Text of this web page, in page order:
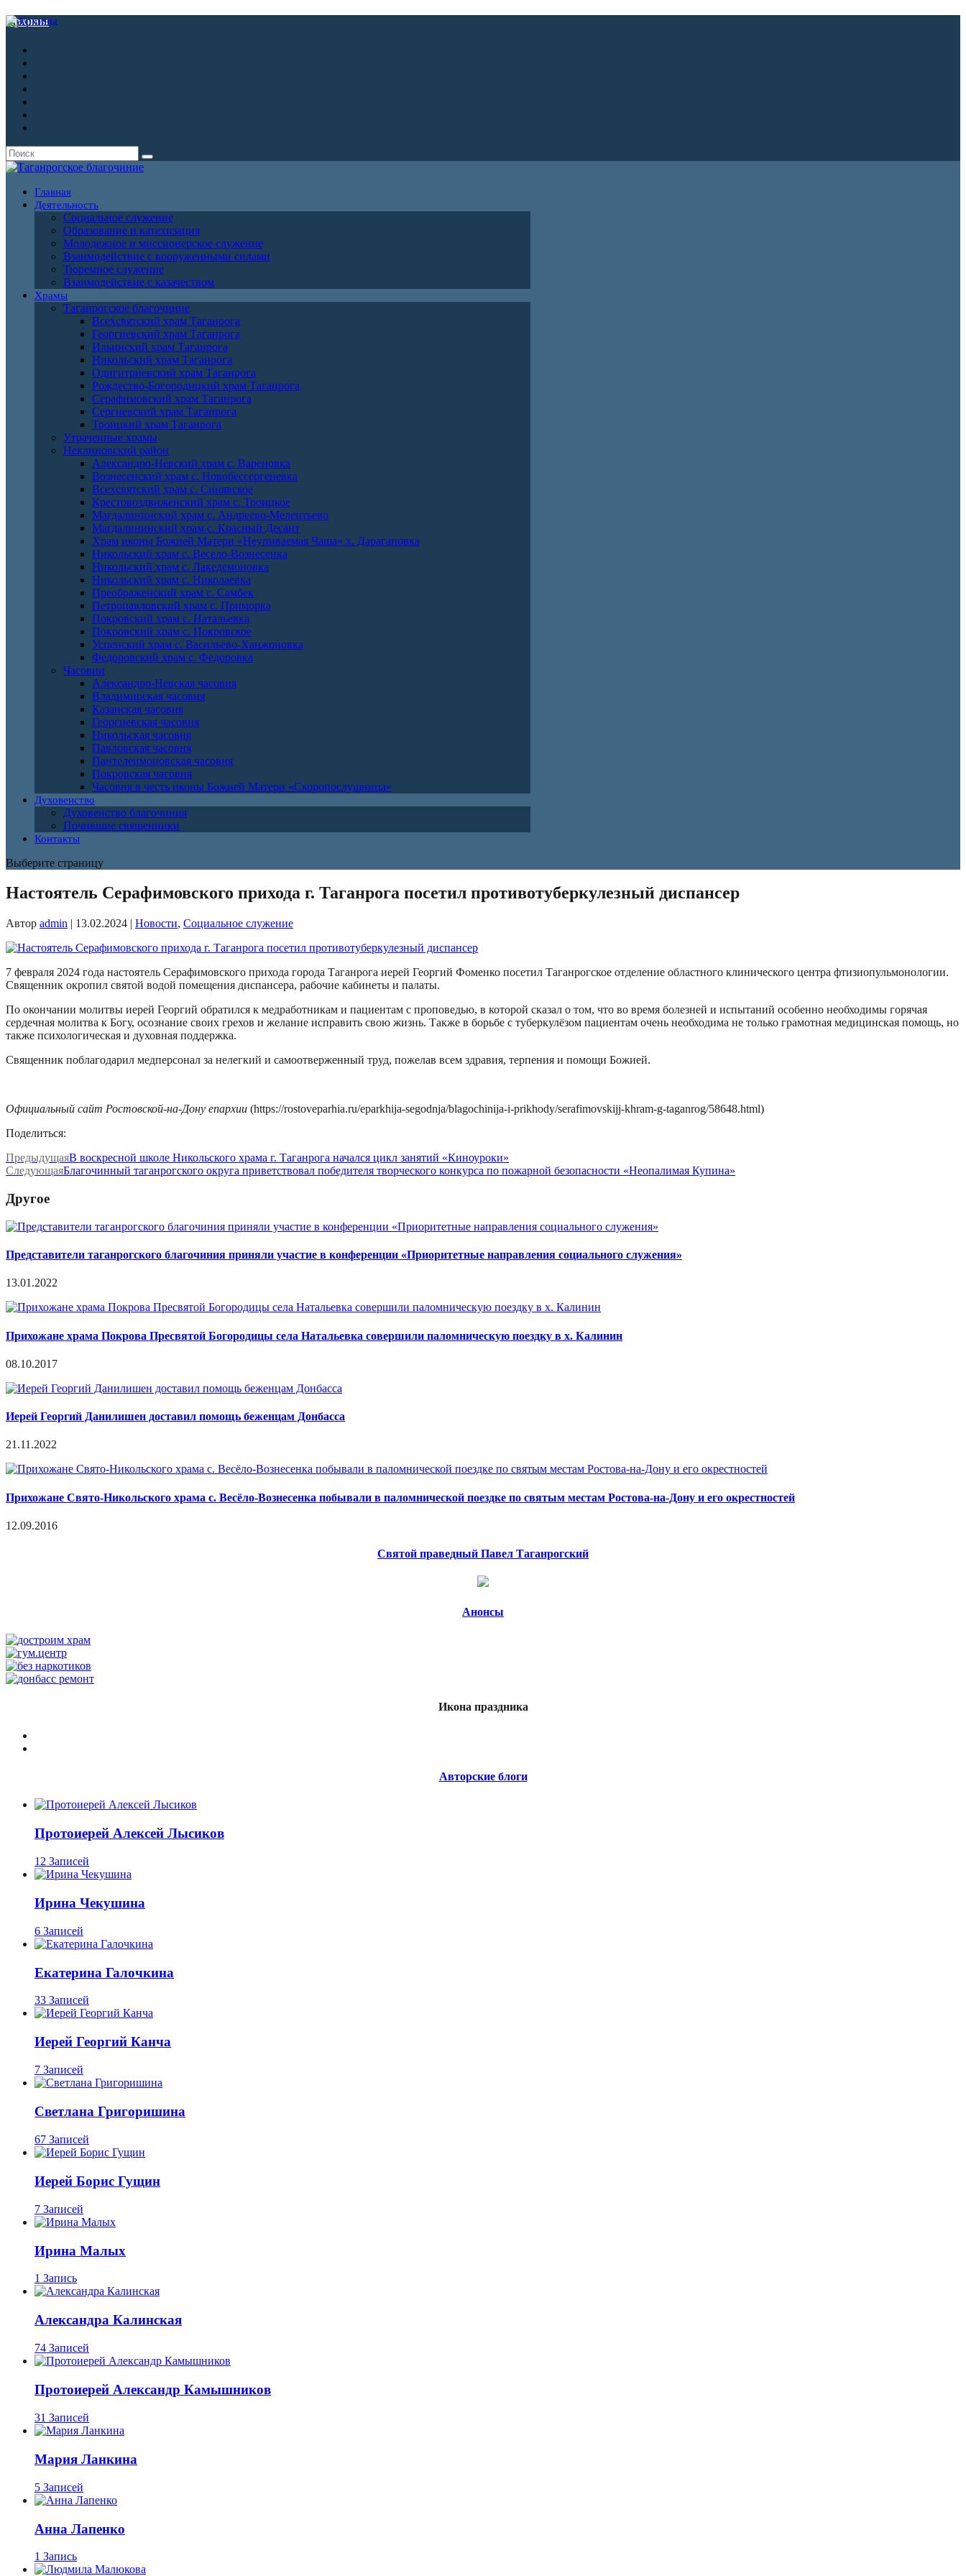
Архивы
Главная
Деятельность
Социальное служение
Образование и катехизация
Молодежное и миссионерское служение
Взаимодействие с вооруженными силами
Тюремное служение
Взаимодействие с казачеством
Храмы
Таганрогское благочиние
Всехсвятский храм Таганрога
Георгиевский храм Таганрога
Ильинский храм Таганрога
Никольский храм Таганрога
Одигитриевский храм Таганрога
Рождество-Богородицкий храм Таганрога
Серафимовский храм Таганрога
Сергиевский храм Таганрога
Троицкий храм Таганрога
Утраченные храмы
Неклиновский район
Александро-Невский храм с. Вареновка
Вознесенский храм с. Новобессергеневка
Всехсвятский храм с. Синявское
Крестовоздвиженский храм с. Троицкое
Магдалининский храм с. Андреево-Мелентьево
Магдалининский храм с. Красный Десант
Храм иконы Божией Матери «Неупиваемая Чаша» х. Дарагановка
Никольский храм с. Весело-Вознесенка
Никольский храм с. Лакедемоновка
Никольский храм с. Николаевка
Преображенский храм с. Самбек
Петропавловский храм с. Приморка
Покровский храм с. Натальевка
Покровский храм с. Покровское
Успенский храм с. Васильево-Ханжоновка
Федоровский храм с. Федоровка
Часовни
Александро-Невская часовня
Владимирская часовня
Казанская часовня
Георгиевская часовня
Никольская часовня
Павловская часовня
Пантелеимоновская часовня
Покровская часовня
Часовня в честь иконы Божией Матери «Скоропослушница»
Духовенство
Духовенство благочиния
Почившие священники
Контакты
Выберите страницу
Настоятель Серафимовского прихода г. Таганрога посетил противотуберкулезный диспансер
Автор admin | 13.02.2024 | Новости, Социальное служение
7 февраля 2024 года настоятель Серафимовского прихода города Таганрога иерей Георгий Фоменко посетил Таганрогское отделение областного клинического центра фтизиопульмонологии.
Священник окропил святой водой помещения диспансера, рабочие кабинеты и палаты.
По окончании молитвы иерей Георгий обратился к медработникам и пациентам с проповедью, в которой сказал о том, что во время болезней и испытаний особенно необходимы горячая
сердечная молитва к Богу, осознание своих грехов и желание исправить свою жизнь. Также в борьбе с туберкулёзом пациентам очень необходима не только грамотная медицинская помощь, но
также психологическая и духовная поддержка.
Священник поблагодарил медперсонал за нелегкий и самоотверженный труд, пожелав всем здравия, терпения и помощи Божией.
Официальный сайт Ростовской-на-Дону епархии (https://rostoveparhia.ru/eparkhija-segodnja/blagochinija-i-prikhody/serafimovskijj-khram-g-taganrog/58648.html)
Поделиться:
ПредыдущаяВ воскресной школе Никольского храма г. Таганрога начался цикл занятий «Киноуроки»
СледующаяБлагочинный таганрогского округа приветствовал победителя творческого конкурса по пожарной безопасности «Неопалимая Купина»
Другое
Представители таганрогского благочиния приняли участие в конференции «Приоритетные направления социального служения»
13.01.2022
Прихожане храма Покрова Пресвятой Богородицы села Натальевка совершили паломническую поездку в х. Калинин
08.10.2017
Иерей Георгий Данилишен доставил помощь беженцам Донбасса
21.11.2022
Прихожане Свято-Никольского храма с. Весёло-Вознесенка побывали в паломнической поездке по святым местам Ростова-на-Дону и его окрестностей
12.09.2016
Святой праведный Павел Таганрогский
Анонсы
Икона праздника
Авторские блоги
Протоиерей Алексей Лысиков
12 Записей
Ирина Чекушина
6 Записей
Екатерина Галочкина
33 Записей
Иерей Георгий Канча
7 Записей
Светлана Григоришина
67 Записей
Иерей Борис Гущин
7 Записей
Ирина Малых
1 Запись
Александра Калинская
74 Записей
Протоиерей Александр Камышников
31 Записей
Мария Ланкина
5 Записей
Анна Лапенко
1 Запись